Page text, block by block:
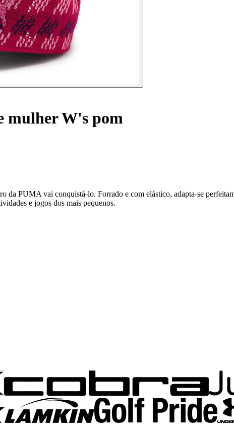
mulher W's pom
da PUMA vai conquistá-lo. Forrado e com elástico, adapta-se
e jogos dos mais pequenos.